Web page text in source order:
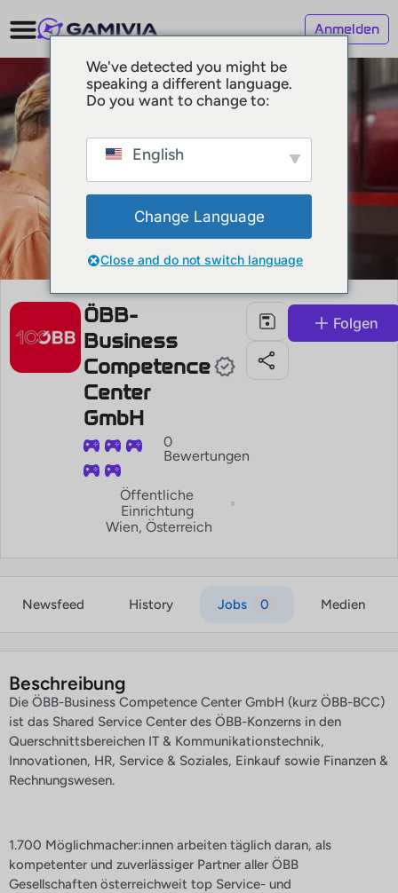
Anmelden
ÖBB-
Business
Competence
Center
GmbH
0
Bewertungen
Öffentliche
Einrichtung
Wien, Österreich
Folgen
Newsfeed History Jobs 0 Medien
Beschreibung
Die ÖBB-Business Competence Center GmbH (kurz ÖBB-BCC)
ist das Shared Service Center des ÖBB-Konzerns in den
Querschnittsbereichen IT & Kommunikationstechnik,
Innovationen, HR, Service & Soziales, Einkauf sowie Finanzen &
Rechnungswesen.
1.700 Möglichmacher:innen arbeiten täglich daran, als
kompetenter und zuverlässiger Partner aller ÖBB
Gesellschaften österreichweit top Service- und
We've detected you might be
speaking a different language.
Do you want to change to:
English
Change Language
Close and do not switch language